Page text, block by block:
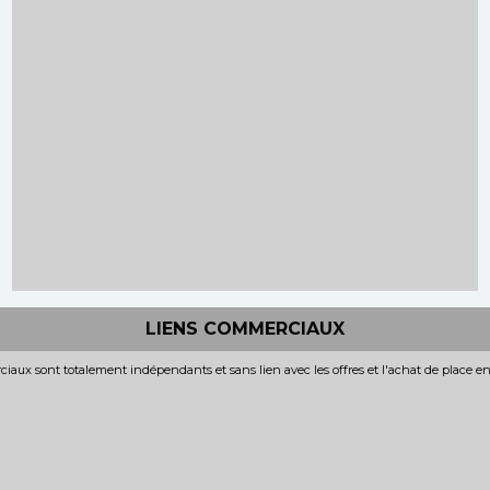
LIENS COMMERCIAUX
sont totalement indépendants et sans lien avec les offres et l'achat de place